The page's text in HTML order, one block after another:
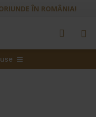
ÎN ROMÂNIA!